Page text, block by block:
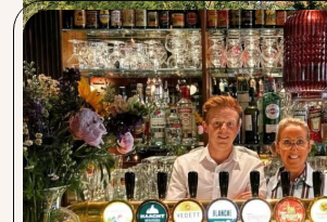
Gran Hotel de Passage
Start met Procent, niet over twijfelen!
goede en correcte service. Één berichtje,
wensen worden voldaan. Zij zorgen
overstap en begeleiding. Ik raad
diensten waar zij over beschikken.